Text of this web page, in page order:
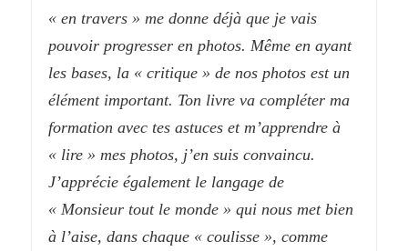
« en travers » me donne déjà que je vais
pouvoir progresser en photos. Même en ayant
les bases, la « critique » de nos photos est un
élément important. Ton livre va compléter ma
formation avec tes astuces et m’apprendre à
« lire » mes photos, j’en suis convaincu.
J’apprécie également le langage de
« Monsieur tout le monde » qui nous met bien
à l’aise, dans chaque « coulisse », comme